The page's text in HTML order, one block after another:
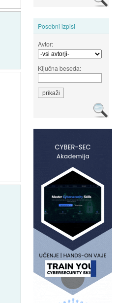
Posebni izpisi
Avtor:
Ključna beseda: